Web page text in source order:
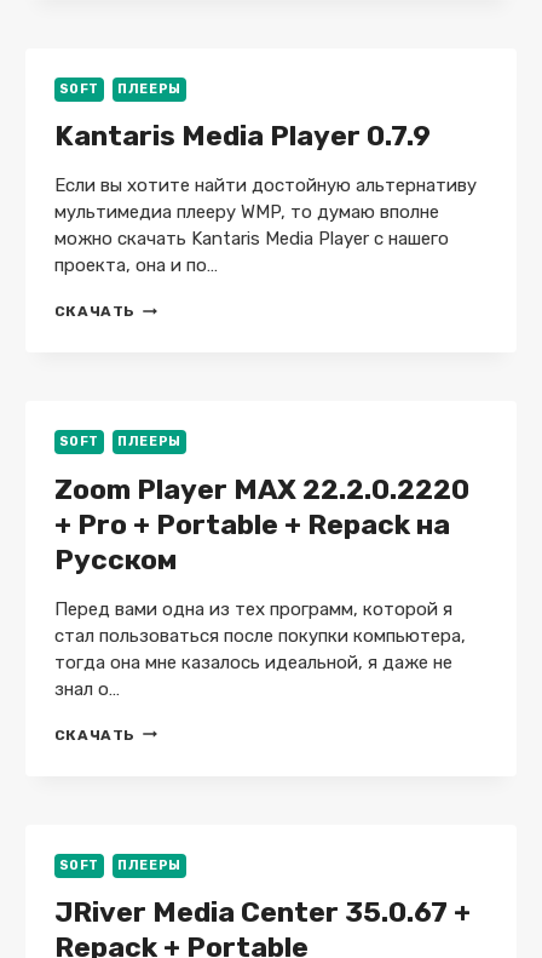
SOFT ПЛЕЕРЫ
Kantaris Media Player 0.7.9
Если вы хотите найти достойную альтернативу
мультимедиа плееру WMP, то думаю вполне
можно скачать Kantaris Media Player с нашего
проекта, она и по…
СКАЧАТЬ KANTARIS
SOFT ПЛЕЕРЫ
Zoom Player MAX 22.2.0.2220
+ Pro + Portable + Repack на
Русском
Перед вами одна из тех программ, которой я
стал пользоваться после покупки компьютера,
тогда она мне казалось идеальной, я даже не
знал о…
СКАЧАТЬ ZOOM
+
PORTABLE
+
REPACK
НА
SOFT ПЛЕЕРЫ
JRiver Media Center 35.0.67 +
Repack + Portable